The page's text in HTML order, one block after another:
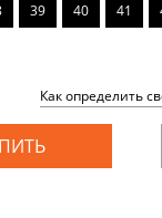
39 40 41
Как определить